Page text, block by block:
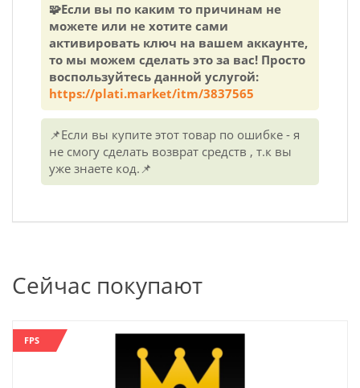
🧩Если вы по каким то причинам не
можете или не хотите сами
активировать ключ на вашем аккаунте,
то мы можем сделать это за вас! Просто
воспользуйтесь данной услугой:
https://plati.market/itm/3837565
📌Если вы купите этот товар по ошибке - я
не смогу сделать возврат средств , т.к вы
уже знаете код.📌
Сейчас покупают
FPS